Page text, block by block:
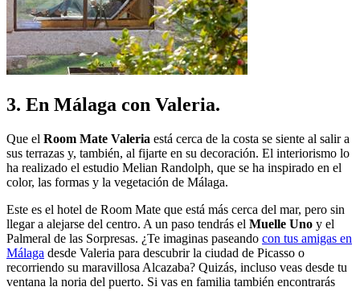
3. En Málaga con Valeria.
Que el Room Mate Valeria está cerca de la costa se siente al salir a
sus terrazas y, también, al fijarte en su decoración. El interiorismo lo
ha realizado el estudio Melian Randolph, que se ha inspirado en el
color, las formas y la vegetación de Málaga.
Este es el hotel de Room Mate que está más cerca del mar, pero sin
llegar a alejarse del centro. A un paso tendrás el Muelle Uno y el
Palmeral de las Sorpresas. ¿Te imaginas paseando con tus amigas en
Málaga desde Valeria para descubrir la ciudad de Picasso o
recorriendo su maravillosa Alcazaba? Quizás, incluso veas desde tu
ventana la noria del puerto. Si vas en familia también encontrarás